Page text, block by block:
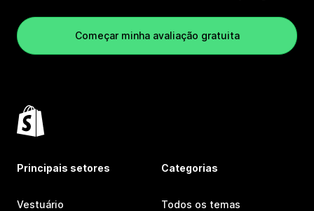
Começar minha avaliação gratuita
Principais setores
Vestuário
Categorias
Todos os temas